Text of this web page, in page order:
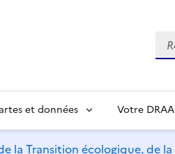
et données Votre
la Transition écologique, de